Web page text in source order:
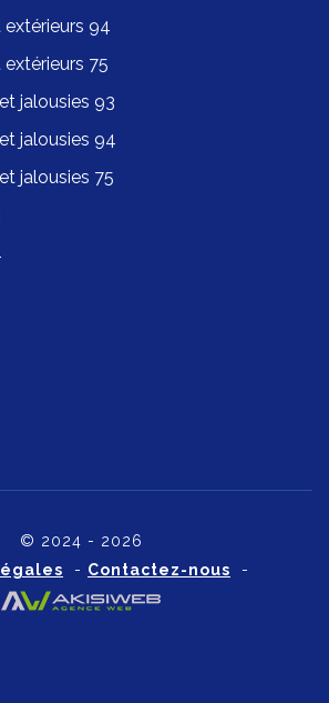
94
75
jalousies 93
jalousies 94
jalousies 75
© 2024 - 2026
- Contactez-nous -